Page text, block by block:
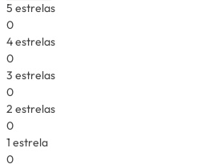
5 estrelas
0
4 estrelas
0
3 estrelas
0
2 estrelas
0
1 estrela
0